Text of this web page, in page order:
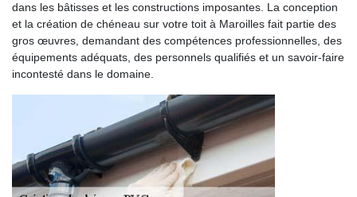
dans les bâtisses et les constructions imposantes. La conception
et la création de chéneau sur votre toit à Maroilles fait partie des
gros œuvres, demandant des compétences professionnelles, des
équipements adéquats, des personnels qualifiés et un savoir-faire
incontesté dans le domaine.